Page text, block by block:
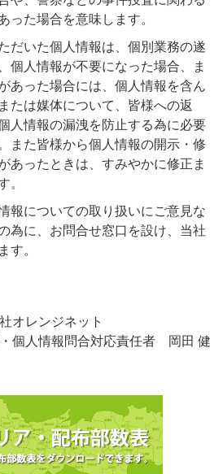
った場合を意味します。
だいた個人情報は、個別業務の遂
個人情報が不要になった場合、ま
あった場合には、個人情報を含ん
たは媒体について、皆様への返
人情報の漏洩を防止する為に必要
また皆様から個人情報の開示・修
あったときは、すみやかに修正ま
。
報についての取り扱いにご意見な
為に、お問合せ窓口を設け、当社
す。
オレンジネット
個人情報問合対応責任者 岡田 健